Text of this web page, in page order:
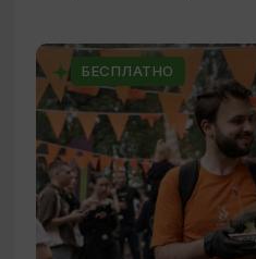
БЕСПЛАТНО